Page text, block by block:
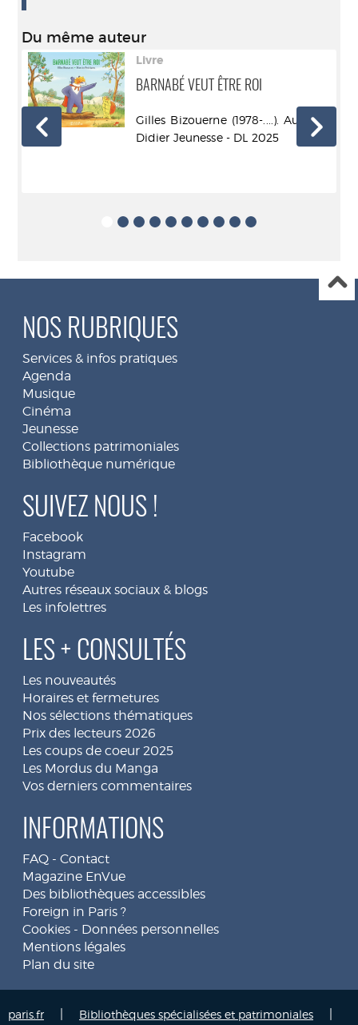
Du même auteur
Livre
BARNABÉ VEUT ÊTRE ROI
Gilles Bizouerne (1978-....). Auteur -
Didier Jeunesse - DL 2025
NOS RUBRIQUES
Services & infos pratiques
Agenda
Musique
Cinéma
Jeunesse
Collections patrimoniales
Bibliothèque numérique
SUIVEZ NOUS !
Facebook
Instagram
Youtube
Autres réseaux sociaux & blogs
Les infolettres
LES + CONSULTÉS
Les nouveautés
Horaires et fermetures
Nos sélections thématiques
Prix des lecteurs 2026
Les coups de coeur 2025
Les Mordus du Manga
Vos derniers commentaires
INFORMATIONS
FAQ - Contact
Magazine EnVue
Des bibliothèques accessibles
Foreign in Paris ?
Cookies - Données personnelles
Mentions légales
Plan du site
paris.fr Bibliothèques spécialisées et patrimoniales